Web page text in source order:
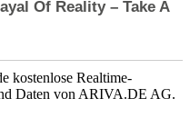
kostenlose Realtime-
Daten vonARIVA.DE AG.